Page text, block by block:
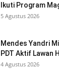
Ikuti Program
5 Agustus 2026
Mendes Yandri
PDT Aktif Lawan
4 Agustus 2026